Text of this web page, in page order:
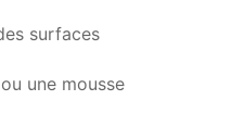
surfaces
une mousse